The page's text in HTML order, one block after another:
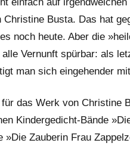
einfach auf
Christine Busta. Das hat
noch heute. Aber die
alle Vernunft spürbar: als
man sich eingehender
das Werk von Christine
Kindergedicht-Bände
»Die Zauberin Frau